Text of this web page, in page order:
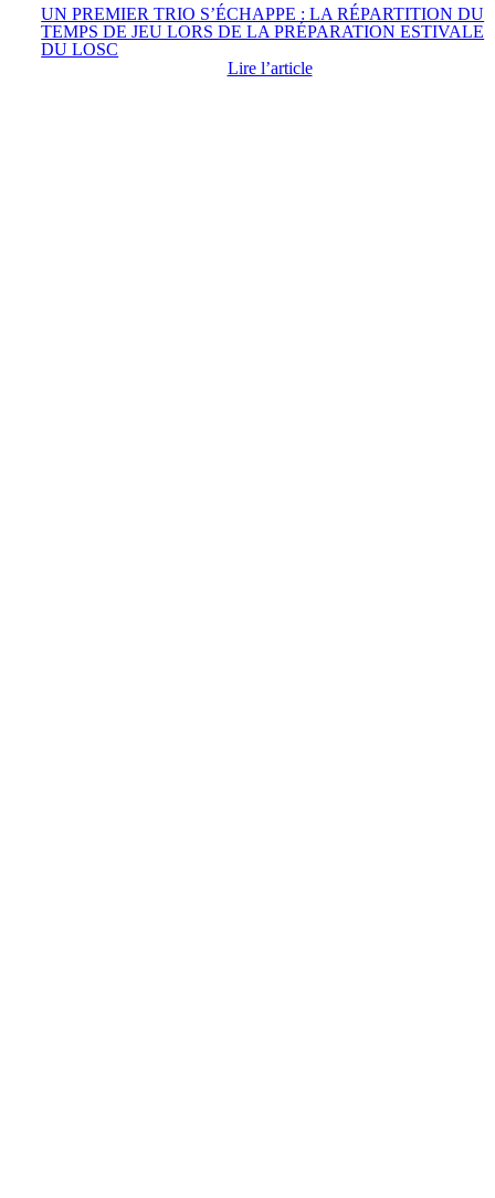
UN PREMIER TRIO S’ÉCHAPPE : LA RÉPARTITION DU
TEMPS DE JEU LORS DE LA PRÉPARATION ESTIVALE
DU LOSC
Lire l’article